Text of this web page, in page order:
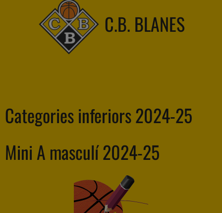
C.B. BLANES
Categories inferiors 2024-25
Mini A masculí 2024-25